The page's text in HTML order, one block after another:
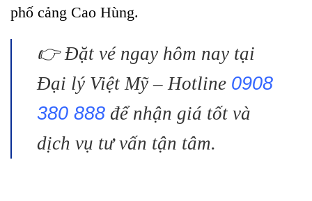
phố cảng Cao Hùng.
👉 Đặt vé ngay hôm nay tại
Đại lý Việt Mỹ – Hotline 0908
380 888 để nhận giá tốt và
dịch vụ tư vấn tận tâm.